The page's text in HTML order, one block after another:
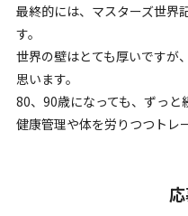
最終的には、マスターズ世界
す。
世界の壁はとても厚いですが
思います。
80、90歳になっても、ずっと
健康管理や体を労りつつトレ